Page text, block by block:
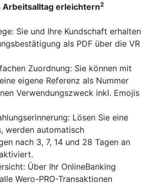
Arbeitsalltag erleichtern2
Sie und Ihre Kundschaft erhalten
als PDF über die VR
Zuordnung: Sie können mit
eigene Referenz als Nummer
Verwendungszweck inkl. Emojis
Lösen Sie eine
werden automatisch
nach 3, 7, 14 und 28 Tagen an
Über Ihr OnlineBanking
Wero-PRO-Transaktionen